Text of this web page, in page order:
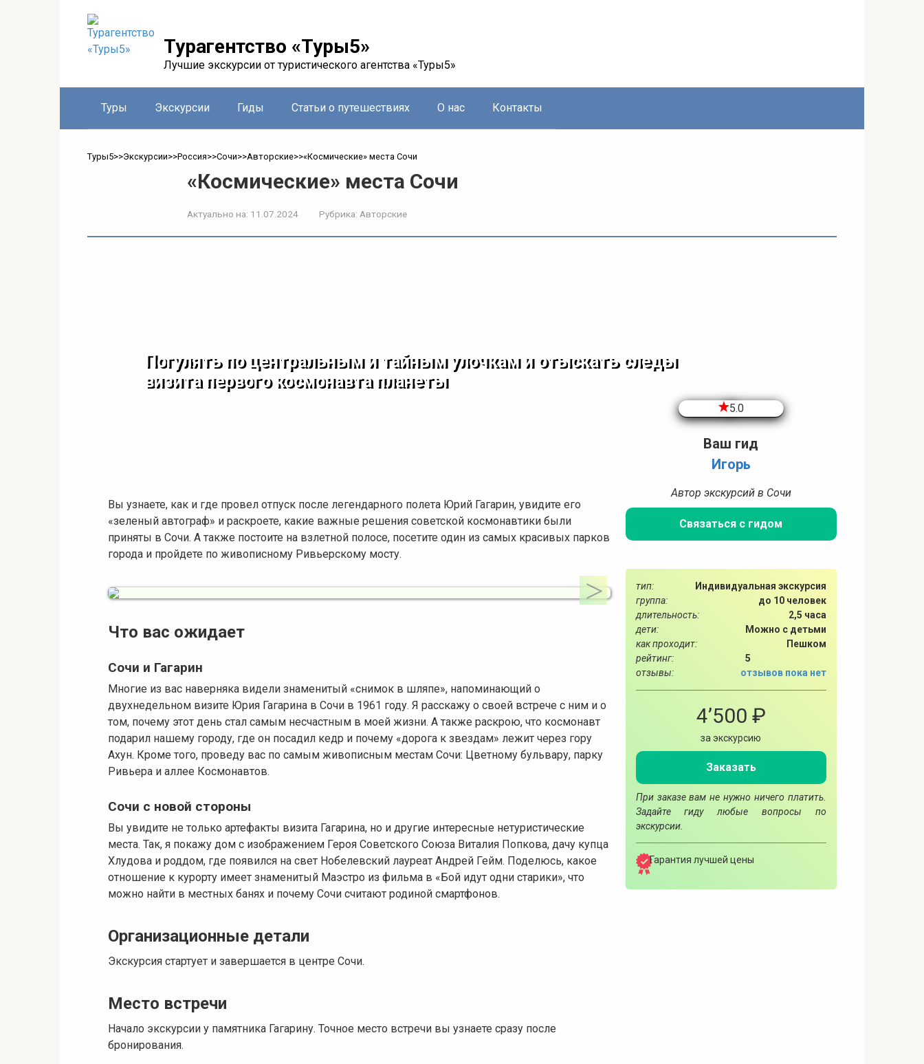
Турагентство «Туры5»
Лучшие экскурсии от туристического агентства «Туры5»
Туры Экскурсии Гиды Статьи о путешествиях О нас Контакты
Туры5>>Экскурсии>>Россия>>Сочи>>Авторские>>«Космические» места Сочи
«Космические» места Сочи
Актуально на: 11.07.2024 Рубрика: Авторские
Погулять по центральным и тайным улочкам и отыскать следы
визита первого космонавта планеты
5.0
Ваш гид
Игорь
Автор экскурсий в Сочи
Связаться с гидом
тип:
Индивидуальная экскурсия
группа:
до 10 человек
длительность:
2,5 часа
дети:
Можно с детьми
как проходит:
Пешком
рейтинг:
5
отзывы:
отзывов пока нет
4’500 ₽
за экскурсию
Заказать
При заказе вам не нужно ничего платить.
Задайте гиду любые вопросы по
экскурсии.
Гарантия лучшей цены
Вы узнаете, как и где провел отпуск после легендарного полета Юрий Гагарин, увидите его
«зеленый автограф» и раскроете, какие важные решения советской космонавтики были
приняты в Сочи. А также постоите на взлетной полосе, посетите один из самых красивых парков
города и пройдете по живописному Ривьерскому мосту.
Что вас ожидает
Сочи и Гагарин
Многие из вас наверняка видели знаменитый «снимок в шляпе», напоминающий о
двухнедельном визите Юрия Гагарина в Сочи в 1961 году. Я расскажу о своей встрече с ним и о
том, почему этот день стал самым несчастным в моей жизни. А также раскрою, что космонавт
подарил нашему городу, где он посадил кедр и почему «дорога к звездам» лежит через гору
Ахун. Кроме того, проведу вас по самым живописным местам Сочи: Цветному бульвару, парку
Ривьера и аллее Космонавтов.
Сочи с новой стороны
Вы увидите не только артефакты визита Гагарина, но и другие интересные нетуристические
места. Так, я покажу дом с изображением Героя Советского Союза Виталия Попкова, дачу купца
Хлудова и роддом, где появился на свет Нобелевский лауреат Андрей Гейм. Поделюсь, какое
отношение к курорту имеет знаменитый Маэстро из фильма в «Бой идут одни старики», что
можно найти в местных банях и почему Сочи считают родиной смартфонов.
Организационные детали
Экскурсия стартует и завершается в центре Сочи.
Место встречи
Начало экскурсии у памятника Гагарину. Точное место встречи вы узнаете сразу после
бронирования.